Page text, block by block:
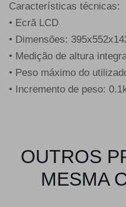
Características técnicas:
• Ecrã LCD
• Dimensões:
• Medição de altura
• Peso máximo do
• Incremento de peso:
OUTROS
MESMA